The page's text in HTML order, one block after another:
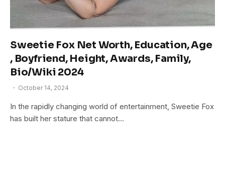
Sweetie Fox Net Worth, Education, Age
, Boyfriend, Height, Awards, Family,
Bio/Wiki 2024
October 14, 2024
In the rapidly changing world of entertainment, Sweetie Fox
has built her stature that cannot…